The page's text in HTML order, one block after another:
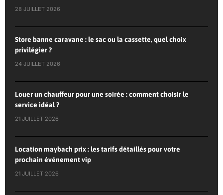
28 JUILLET 2026
Store banne caravane : le sac ou la cassette, quel choix
privilégier ?
24 JUILLET 2026
Louer un chauffeur pour une soirée : comment choisir le
service idéal ?
21 JUILLET 2026
Location maybach prix : les tarifs détaillés pour votre
prochain événement vip
21 JUILLET 2026